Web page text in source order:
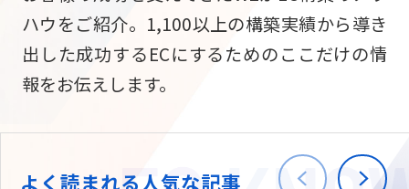
サブスク/定期通販
ECサイト構築
ニュース
会社情報
TW
ハウをご紹介。1,100以上の構築実績から導き
出した成功するECにするためのここだけの情
報をお伝えします。
よく読まれる人気な記事